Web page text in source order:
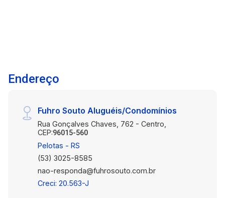
Endereço
Fuhro Souto Aluguéis/Condomínios
Rua Gonçalves Chaves, 762 - Centro,
CEP:96015-560
Pelotas - RS
(53) 3025-8585
nao-responda@fuhrosouto.com.br
Creci: 20.563-J